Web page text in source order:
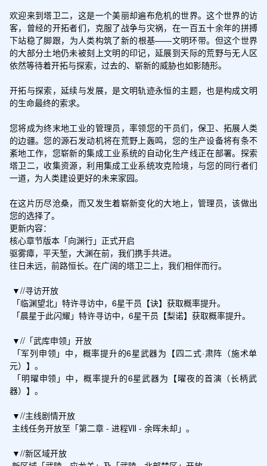
欢迎来到塔卫二，这是一个美丽却遍布危机的世界。这个世界的访
客，曾经的开拓者们，克服了战争与灾祸，在一百五十余年的拼搏
下站稳了脚跟，为人类构筑了新的根基——文明环带。但这个世界
的大部分土地仍未被刻上文明的印记，延展到天际的荒野与无人区
依然等待着开拓与探索，过去的、崭新的威胁也如影随形。
开拓与探索，延续与发展，是文明轨迹永恒的主题，也是构成文明
的生命最终的索求。
您将成为终末地工业的管理员，率领您的干员们，保卫、拓展人类
的边疆。您的源石发动机将在荒野上轰鸣，您的生产设备将有条不
紊地工作，您崭新的集成工业系统的自动化生产线正在部署。探索
塔卫二，收集资源，利用集成工业系统攻克险境，与您的同行者们
一道，为人类建设更好的未来家园。
在这片历尽沧桑，而又发生着崭新变化的大地上，管理员，该做出
您的选择了。
更新内容：
核心章节版本「向渊行」正式开启
驱雾瘴，平天堑，大渊在前，我们携手共进。
往日未远，前路恒长。在广阔的塔卫二上，我们相伴而行。
元）】。
器）】。